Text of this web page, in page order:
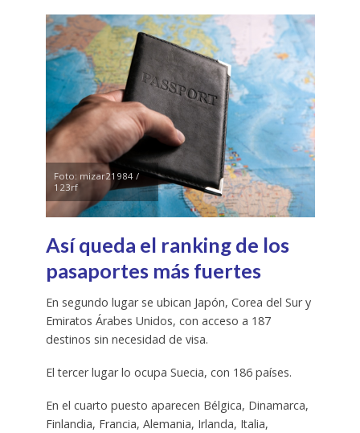
Foto: mizar21984 /
123rf
Así queda el ranking de los
pasaportes más fuertes
En segundo lugar se ubican Japón, Corea del Sur y
Emiratos Árabes Unidos, con acceso a 187
destinos sin necesidad de visa.
El tercer lugar lo ocupa Suecia, con 186 países.
En el cuarto puesto aparecen Bélgica, Dinamarca,
Finlandia, Francia, Alemania, Irlanda, Italia,